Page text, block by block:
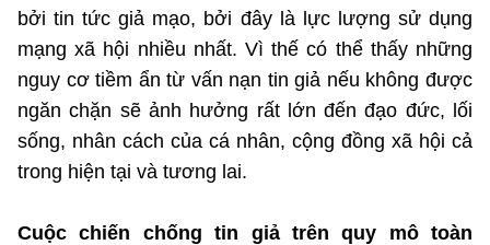
bởi tin tức giả mạo, bởi đây là lực lượng sử dụng
mạng xã hội nhiều nhất. Vì thế có thể thấy những
nguy cơ tiềm ẩn từ vấn nạn tin giả nếu không được
ngăn chặn sẽ ảnh hưởng rất lớn đến đạo đức, lối
sống, nhân cách của cá nhân, cộng đồng xã hội cả
trong hiện tại và tương lai.
Cuộc chiến chống tin giả trên quy mô toàn